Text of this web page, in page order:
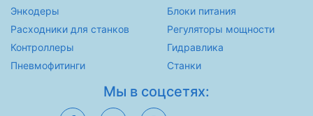
Энкодеры
Расходники для станков
Контроллеры
Пневмофитинги
Блоки питания
Регуляторы мощности
Гидравлика
Станки
Мы в соцсетях: